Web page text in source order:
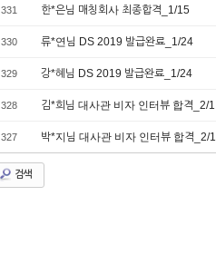
331 한*은님 매칭회사 최종합격_1/15
330 류*연님 DS 2019 발급완료_1/24
329 강*혜님 DS 2019 발급완료_1/24
328 김*희님 대사관 비자 인터뷰 합격_2/1
327 박*지님 대사관 비자 인터뷰 합격_2/1
검색